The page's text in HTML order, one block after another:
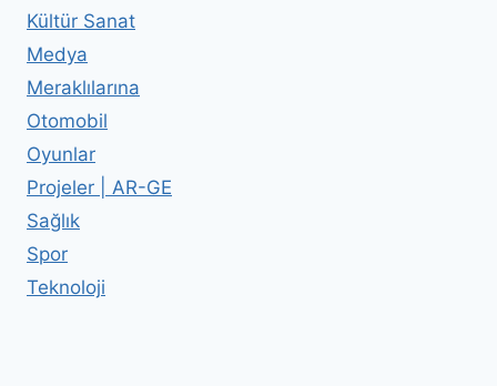
Kültür Sanat
Medya
Meraklılarına
Otomobil
Oyunlar
Projeler | AR-GE
Sağlık
Spor
Teknoloji